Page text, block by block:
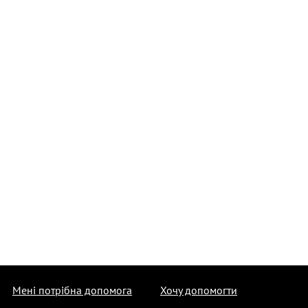
Мені потрібна допомога Хочу допомогти